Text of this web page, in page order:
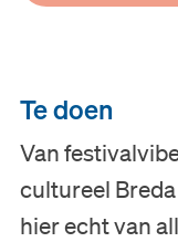
Te doen
Van
cultureel
hier echt van